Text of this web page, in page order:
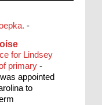
-
for Lindsey
primary -
appointed
to